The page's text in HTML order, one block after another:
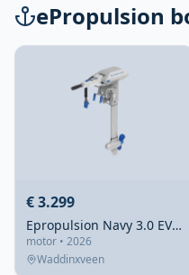
ePropulsion
€ 3.299
Epropulsion Navy 3.0 EVO Kortstraat Tiller
motor • 2026
Waddinxveen